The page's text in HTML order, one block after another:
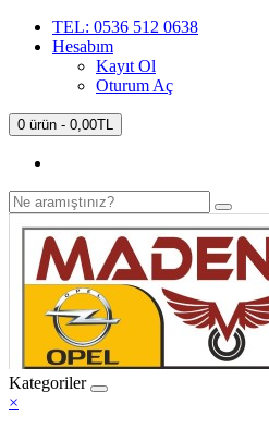
TEL: 0536 512 0638
Hesabım
Kayıt Ol
Oturum Aç
0 ürün - 0,00TL
Kategoriler
×